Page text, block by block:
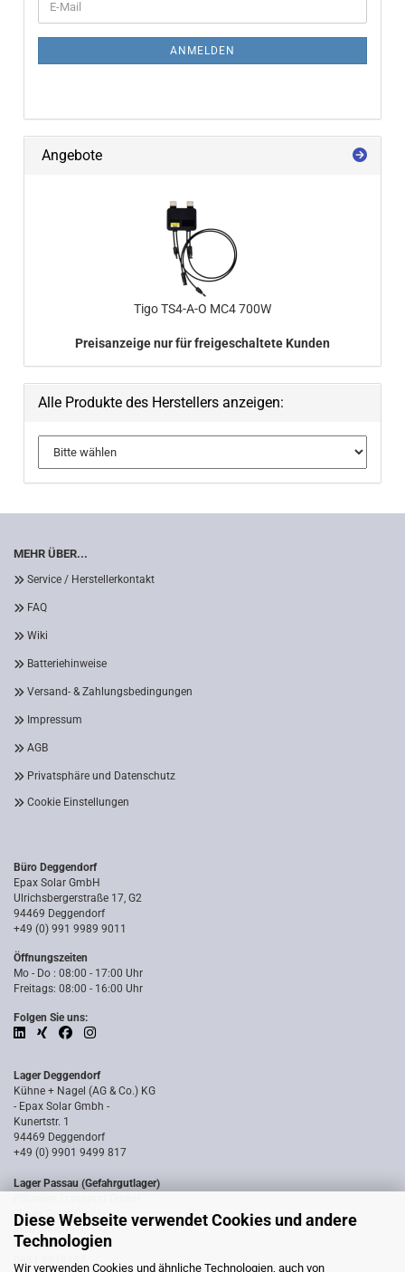
Diese Webseite verwendet Cookies und andere
Technologien
Wir verwenden Cookies und ähnliche Technologien, auch von
ANMELDEN
Angebote
Tigo TS4-​A-O MC4 700W
Preisanzeige nur für freigeschaltete Kunden
Alle Produkte des Herstellers anzeigen:
MEHR ÜBER...
Service / Herstellerkontakt
FAQ
Wiki
Batteriehinweise
Versand- & Zahlungsbedingungen
Impressum
AGB
Privatsphäre und Datenschutz
Cookie Einstellungen
Büro Deggendorf
Epax Solar GmbH
Ulrichsbergerstraße 17, G2
94469 Deggendorf
+49 (0) 991 9989 9011
Öffnungszeiten
Mo - Do : 08:00 - 17:00 Uhr
Freitags: 08:00 - 16:00 Uhr
Folgen Sie uns:
Lager Deggendorf
Kühne + Nagel (AG & Co.) KG
- Epax Solar Gmbh -
Kunertstr. 1
94469 Deggendorf
+49 (0) 9901 9499 817
Lager Passau (Gefahrgutlager)
- Epax Solar GmbH -
Industriestraße 14a
94036 Passau
0851 8818187